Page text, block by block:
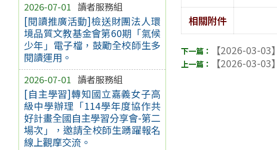
2026-07-01 讀者服務組
[閱讀推廣活動]檢送財團法人環
境品質文教基金會第60期「氣候
少年」電子檔，鼓勵全校師生多
閱讀運用。
2026-07-01 讀者服務組
[自主學習]轉知國立嘉義女子高
級中學辦理「114學年度協作共
好計畫全國自主學習分享會-第二
場次」，邀請全校師生踴躍報名
線上觀摩交流。
相關附件
【2026-03-03】
【2026-03-03】